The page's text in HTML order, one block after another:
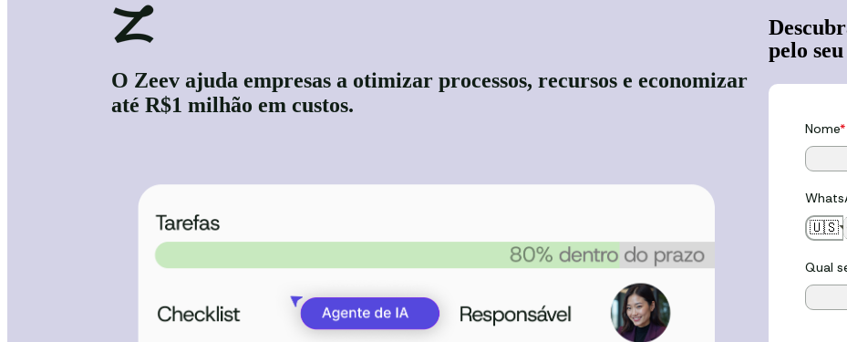
O Zeev ajuda empresas a otimizar processos, recursos e economizar
até R$1 milhão em custos.
pelo
Nome*
🇺🇸
Qual